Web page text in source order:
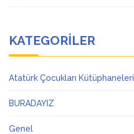
KATEGORILER
Atatürk Çocukları Kütüphaneleri
BURADAYIZ
Genel